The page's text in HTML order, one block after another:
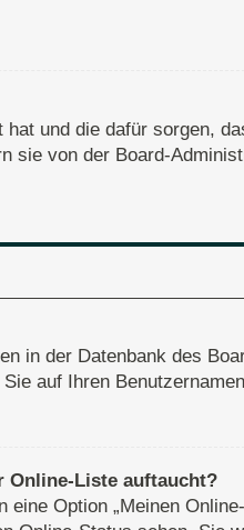
und die dafür sorgen,
sie von der Board-
in der Datenbank des
auf Ihren
Online-Liste auftaucht?
Option „Meinen